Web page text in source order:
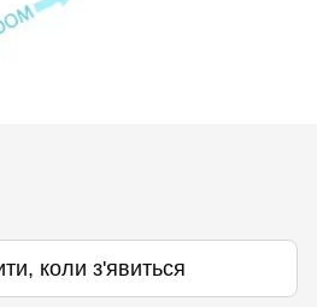
коли з'явиться